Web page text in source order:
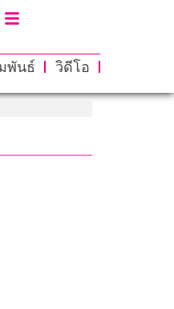
พันธ์
วิดีโอ